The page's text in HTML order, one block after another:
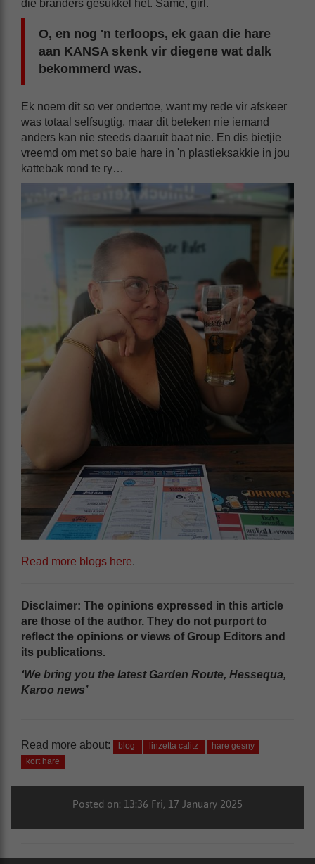
die branders gesukkel het. Same, girl.
O, en nog 'n terloops, ek gaan die hare
aan KANSA skenk vir diegene wat dalk
bekommerd was.
Ek noem dit so ver ondertoe, want my rede vir afskeer
was totaal selfsugtig, maar dit beteken nie iemand
anders kan nie steeds daaruit baat nie. En dis bietjie
vreemd om met so baie hare in 'n plastieksakkie in jou
kattebak rond te ry…
Read more blogs here.
Disclaimer: The opinions expressed in this article
are those of the author. They do not purport to
reflect the opinions or views of Group Editors and
its publications.
‘We bring you the latest Garden Route, Hessequa,
Karoo news’
Read more about: blog linzetta calitz
hare gesny
kort hare
Posted on: 13:36 Fri, 17 January 2025